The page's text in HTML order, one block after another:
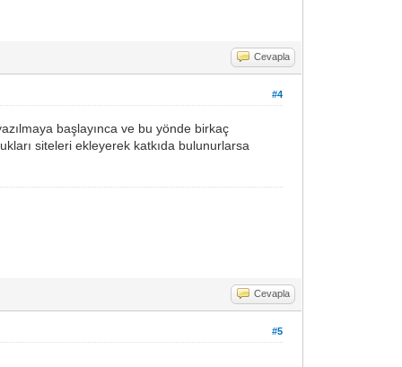
Cevapla
#4
başlayınca ve bu yönde birkaç
siteleri ekleyerek katkıda bulunurlarsa
Cevapla
#5